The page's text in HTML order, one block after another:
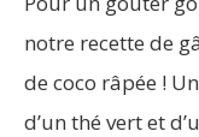
notre recette de
de coco râpée !
d’un thé vert et